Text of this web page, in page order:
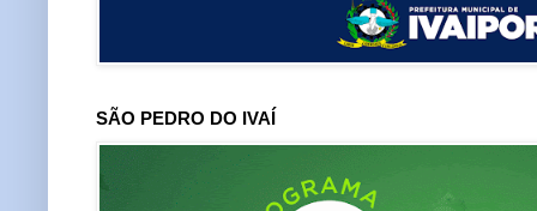
SÃO PEDRO DO IVAÍ